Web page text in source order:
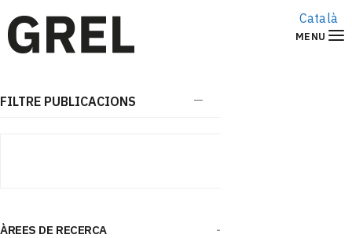
MENU
FILTRE PUBLICACIONS
ÀREES DE RECERCA -
Català